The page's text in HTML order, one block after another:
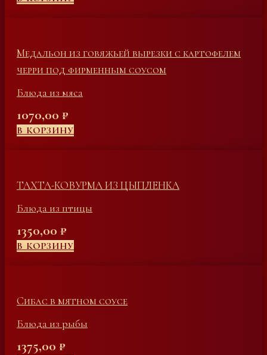
Медальон из говяжьей вырезки с картофелем
черри под фирменным соусом
Блюда из мяса
1070,00 ₽
В КОРЗИНУ
ТАХТА-КОВУРМА ИЗ ЦЫПЛЕНКА
Блюда из птицы
1350,00 ₽
В КОРЗИНУ
Сибас в мятном соусе
Блюда из рыбы
1375,00 ₽